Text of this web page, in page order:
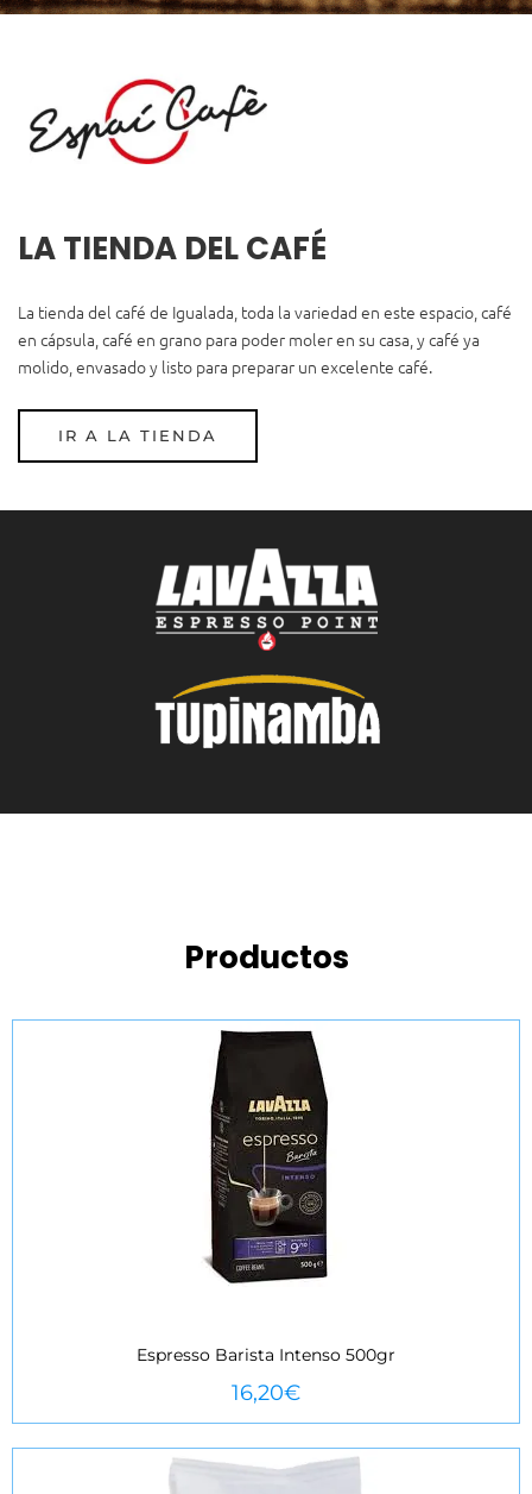
LA TIENDA DEL CAFÉ
La tienda del café de Igualada, toda la variedad en este espacio, café
en cápsula, café en grano para poder moler en su casa, y café ya
molido, envasado y listo para preparar un excelente café.
IR A LA TIENDA
Productos
VEURE MÉS
Espresso Barista Intenso 500gr
16,20€